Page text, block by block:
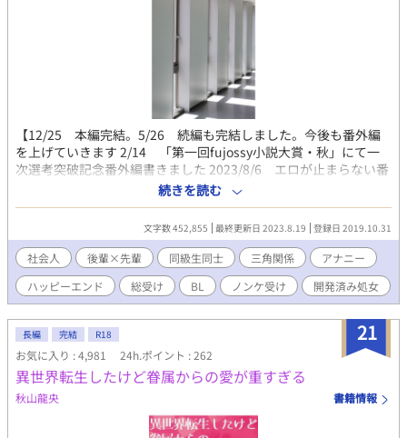
【12/25 本編完結。5/26 続編も完結しました。今後も番外編
を上げていきます 2/14 「第一回fujossy小説大賞・秋」にて一
次選考突破記念番外編書きました 2023/8/6 エロが止まらない番
外編開始（完結しました）】 社会人４年目に突入した俺の趣味は
アナニーである。趣味がアナニーであるだけで普通に女性が好き
なのだが、今年度新入社員として入ってきた優男に惚れてしまっ
た。一度だけでいいからアイツのでかいイチモツを迎え入れた
い！ と思った俺は社員旅行にかけたのだがッ！？ 三角関係、３
Ｐありのエロエロハッピーエンドです。 乳首責め／ディルド／快
楽責め／アナル責め／後輩はバリタチ／ケツマン／メス穴／ 続編
で攻め増えます（何／バター犬志願の攻め／乳首責め好きな元カ
レ タイトルからしてひどい。 不定期更新です。 12/26～ 補足番
外編上げています 1/6～ 腹黒岡君編スタートしました。過去に
ＮＴＲありです。（1/27完結） 1/28～ 更に番外編を上げていま
す 2/2～ 続編開始しました。攻めばかりが増えていく（謎
2021/2/14 「第一回fujossy小説大賞・秋」にて一次選考突破記
念番外編開始。（3/22完結しました） 2023/8/6 エロエロな番外
編開始（8/19完結） 写真はフリー素材集からお借りしました。
続きを読む
文字数 452,855 最終更新日 2023.8.19 登録日 2019.10.31
社会人 後輩×先輩 同級生同士 三角関係
アナニー
ハッピーエンド
総受け BL ノンケ受け 開発済み処女
21
長編 完結 R18
お気に入り : 4,981 24h.ポイント : 262
異世界転生したけど眷属からの愛が重すぎる
秋山龍央 書籍情報